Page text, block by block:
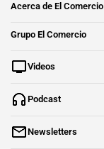
Acerca de El Comercio
Grupo El Comercio
Videos
Podcast
Newsletters